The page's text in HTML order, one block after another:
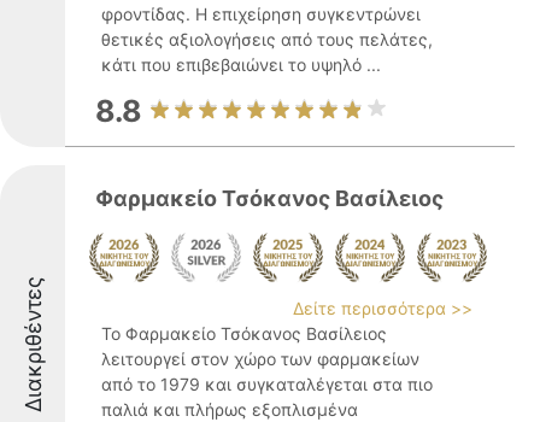
φροντίδας. Η επιχείρηση συγκεντρώνει
θετικές αξιολογήσεις από τους πελάτες,
κάτι που επιβεβαιώνει το υψηλό ...
8.8
Διακριθέντες
Φαρμακείο Τσόκανος Βασίλειος
Δείτε περισσότερα >>
Το Φαρμακείο Τσόκανος Βασίλειος
λειτουργεί στον χώρο των φαρμακείων
από το 1979 και συγκαταλέγεται στα πιο
παλιά και πλήρως εξοπλισμένα